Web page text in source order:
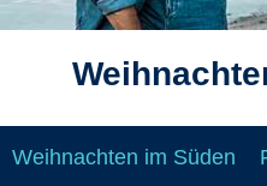
Weihnachten im Süden